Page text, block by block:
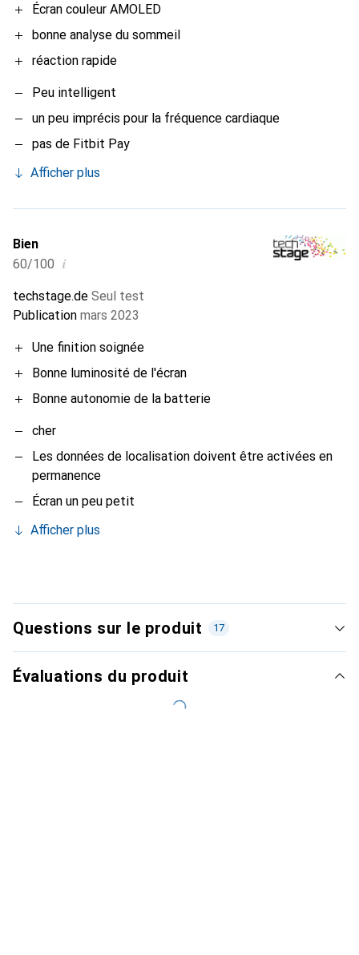
Écran couleur AMOLED
bonne analyse du sommeil
réaction rapide
Peu intelligent
un peu imprécis pour la fréquence cardiaque
pas de Fitbit Pay
Afficher plus
Bien
60/100 i
techstage.de Seul test
Publication mars 2023
Une finition soignée
Bonne luminosité de l'écran
Bonne autonomie de la batterie
cher
Les données de localisation doivent être activées en
permanence
Écran un peu petit
Afficher plus
Questions sur le produit 17
Évaluations du produit